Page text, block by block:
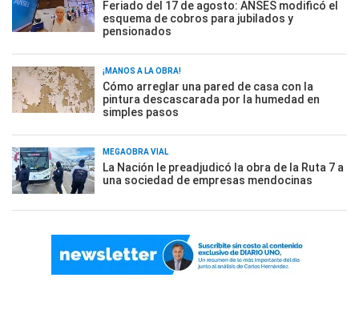
Feriado del 17 de agosto: ANSES modificó el
esquema de cobros para jubilados y
pensionados
¡MANOS A LA OBRA!
Cómo arreglar una pared de casa con la
pintura descascarada por la humedad en
simples pasos
MEGAOBRA VIAL
La Nación le preadjudicó la obra de la Ruta 7 a
una sociedad de empresas mendocinas